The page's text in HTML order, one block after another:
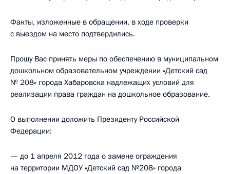
Факты, изложенные в обращении, в ходе проверки
с выездом на место подтвердились.
Прошу Вас принять меры по обеспечению в муниципальном
дошкольном образовательном учреждении «Детский сад
№ 208» города Хабаровска надлежащих условий для
реализации права граждан на дошкольное образование.
О выполнении доложить Президенту Российской
Федерации:
— до 1 апреля 2012 года о замене ограждения
на территории МДОУ «Детский сад №208» города